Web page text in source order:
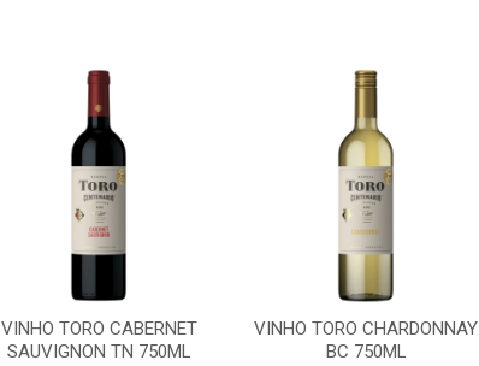
VINHO TORO CABERNET
SAUVIGNON TN 750ML
VINHO TORO CHARDONNAY
BC 750ML